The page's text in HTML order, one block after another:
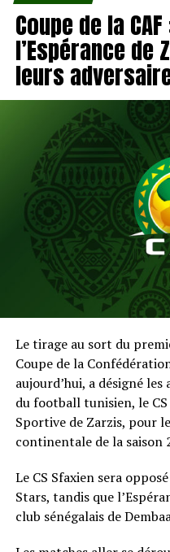
Coupe de la
l’Espérance de
leurs
Le tirage au sort du
Coupe de la
aujourd’hui, a désigné
du football tunisien, le
Sportive de Zarzis, pour
continentale de la saison
Le CS Sfaxien sera
Stars, tandis que
club sénégalais de